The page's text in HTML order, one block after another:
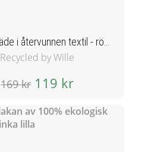
Recycled by Wille
169 kr119 kr